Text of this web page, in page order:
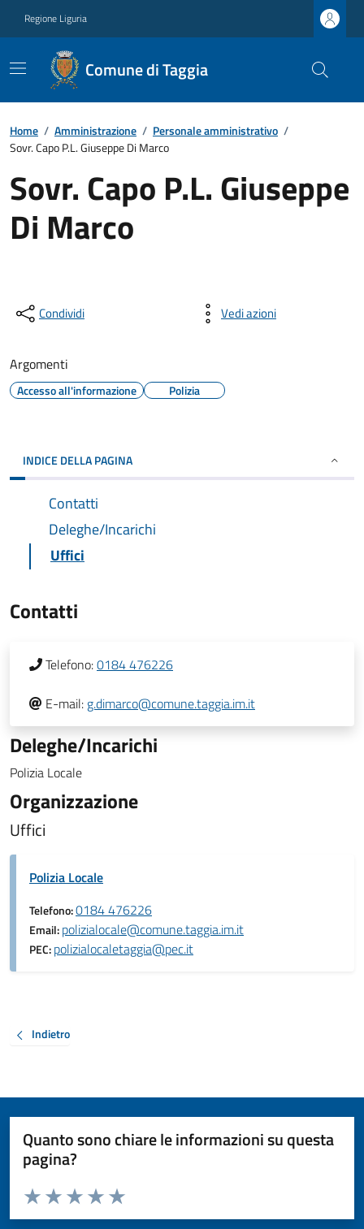
Regione Liguria
Comune di Taggia
Home / Amministrazione / Personale amministrativo /
Sovr. Capo P.L. Giuseppe Di Marco
Sovr. Capo P.L. Giuseppe
Di Marco
Condividi Vedi azioni
Argomenti
Accesso all'informazione Polizia
INDICE DELLA PAGINA
Contatti
Deleghe/Incarichi
Uffici
Contatti
Telefono:0184 476226
E-mail: g.dimarco@comune.taggia.im.it
Deleghe/Incarichi
Polizia Locale
Organizzazione
Uffici
Polizia Locale
Telefono:0184 476226
Email:polizialocale@comune.taggia.im.it
PEC:polizialocaletaggia@pec.it
Indietro
Quanto sono chiare le informazioni su questa
pagina?
Valuta da 1 a 5 stelle la pagina
Valuta 5 stelle su 5
Valuta 4 stelle su 5
Valuta 3 stelle su 5
Valuta 2 stelle su 5
Valuta 1 stelle su 5